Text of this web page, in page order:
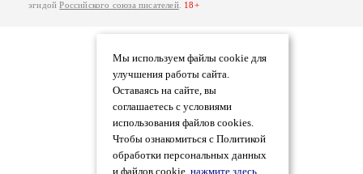
Мы используем файлы cookie для
улучшения работы сайта.
Оставаясь на сайте, вы
соглашаетесь с условиями
использования файлов cookies.
Чтобы ознакомиться с Политикой
обработки персональных данных
и файлов cookie, нажмите здесь.
эгидойРоссийского союза писателей. 18+